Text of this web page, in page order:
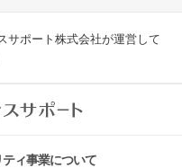
サポート株式会社が運営して
ィ事業について